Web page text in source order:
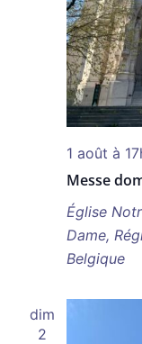
Messe
1 août à
Église
Dame,
Belgique
dim
2